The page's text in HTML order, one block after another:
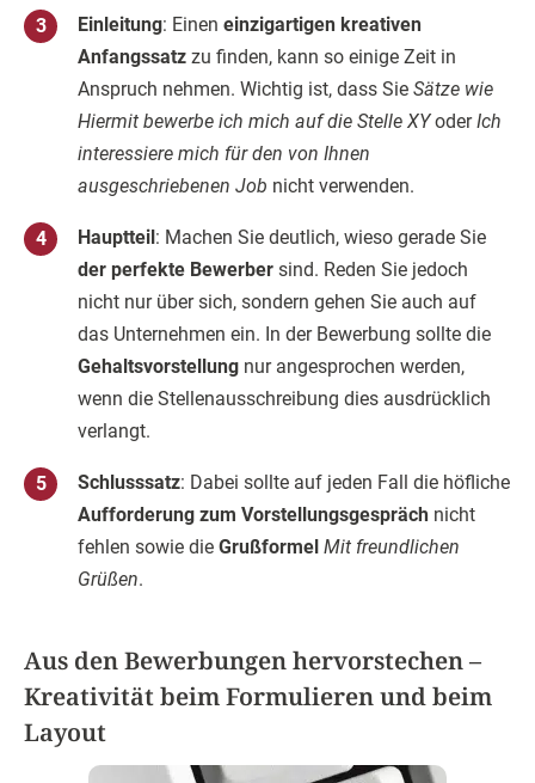
Einleitung: Einen einzigartigen kreativen
Anfangssatz zu finden, kann so einige Zeit in
Anspruch nehmen. Wichtig ist, dass Sie Sätze wie
Hiermit bewerbe ich mich auf die Stelle XYoderIch
interessiere mich für den von Ihnen
ausgeschriebenen Job nicht verwenden.
Hauptteil : Machen Sie deutlich, wieso gerade Sie
der perfekte Bewerber sind. Reden Sie jedoch
nicht nur über sich, sondern gehen Sie auch auf
das Unternehmen ein. In der Bewerbung sollte die
Gehaltsvorstellung nur angesprochen werden,
wenn die Stellenausschreibung dies ausdrücklich
verlangt.
Schlusssatz: Dabei sollte auf jeden Fall die höfliche
Aufforderung zum Vorstellungsgespräch nicht
fehlen sowie die Grußformel Mit freundlichen
Grüßen.
Aus den Bewerbungen hervorstechen –
Kreativität beim Formulieren und beim
Layout